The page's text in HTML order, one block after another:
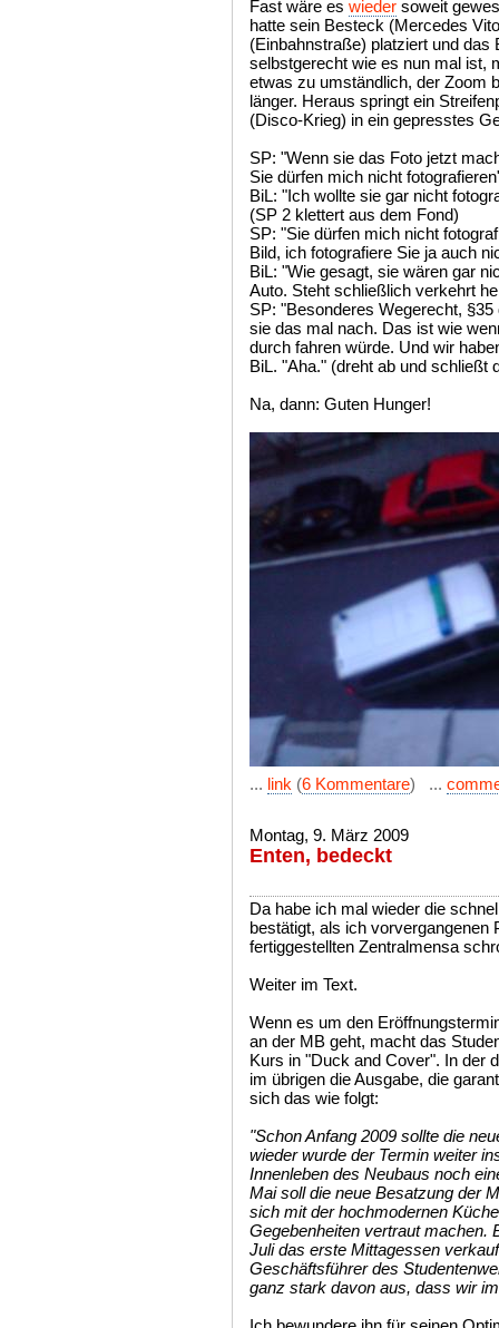
Fast wäre es wieder soweit
hatte sein Besteck (Mercedes
(Einbahnstraße) platziert und
selbstgerecht wie es nun mal ist,
etwas zu umständlich, der Zoom
länger. Heraus springt ein
(Disco-Krieg) in ein gepresstes
SP: "Wenn sie das Foto jetzt
Sie dürfen mich nicht
BiL: "Ich wollte sie gar nicht
(SP 2 klettert aus dem Fond)
SP: "Sie dürfen mich nicht
Bild, ich fotografiere Sie ja auch
BiL: "Wie gesagt, sie wären gar
Auto. Steht schließlich verkehrt
SP: "Besonderes Wegerecht,
sie das mal nach. Das ist wie
durch fahren würde. Und wir
BiL. "Aha." (dreht ab und schließt
Na, dann: Guten Hunger!
... link (6 Kommentare) ...
Montag, 9. März 2009
Enten, bedeckt
Da habe ich mal wieder die
bestätigt, als ich vorvergangenen
fertiggestellten Zentralmensa
Weiter im Text.
Wenn es um den
an der MB geht, macht das
Kurs in "Duck and Cover". In der
im übrigen die Ausgabe, die
sich das wie folgt:
"Schon Anfang 2009 sollte die
wieder wurde der Termin weiter
Innenleben des Neubaus noch
Mai soll die neue Besatzung der
sich mit der hochmodernen
Gegebenheiten vertraut machen.
Juli das erste Mittagessen
Geschäftsführer des
ganz stark davon aus, dass wir